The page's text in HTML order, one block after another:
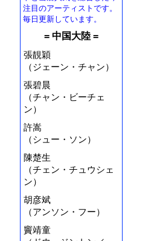
注目のアーティストです。
毎日更新しています。
= 中国大陸 =
張靚穎
（ジェーン・チャン）
張碧晨
（チャン・ビーチェ
ン）
許嵩
（シュー・ソン）
陳楚生
（チェン・チュウシェ
ン）
胡彦斌
（アンソン・フー）
竇靖童